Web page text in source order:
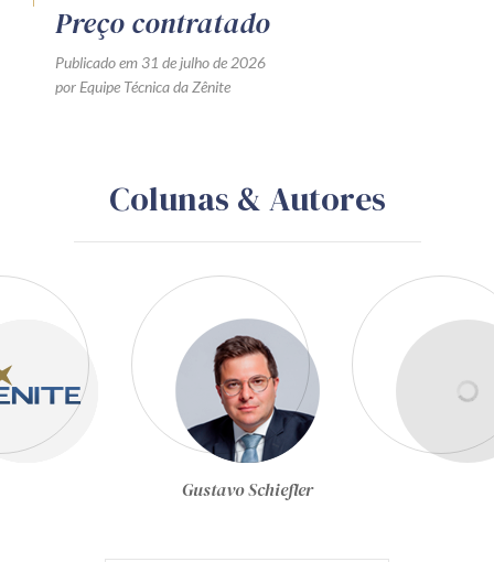
Preço contratado
Publicado em 31 de julho de 2026
por Equipe Técnica da Zênite
Colunas & Autores
Gustavo Schiefler